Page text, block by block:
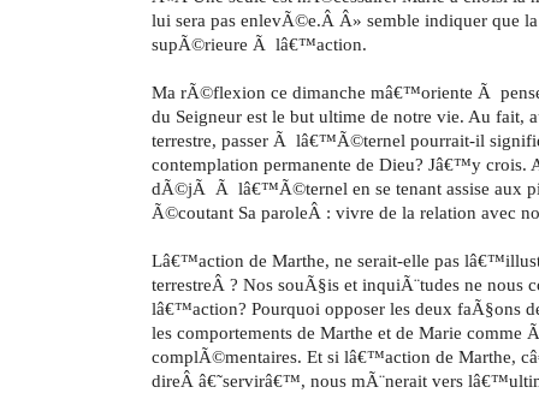
lui sera pas enlevÃ©e.Â Â» semble indiquer que
supÃ©rieure Ã lâ€™action.
Ma rÃ©flexion ce dimanche mâ€™oriente Ã
du Seigneur est le but ultime de notre vie. Au fait,
terrestre, passer Ã lâ€™Ã©ternel pourrait-il
contemplation permanente de Dieu? Jâ€™y crois.
dÃ©jÃ Ã lâ€™Ã©ternel en se tenant assise aux
Ã©coutant Sa paroleÂ : vivre de la relation avec
Lâ€™action de Marthe, ne serait-elle pas
terrestreÂ ? Nos souÃ§is et inquiÃ¨tudes ne nous
lâ€™action? Pourquoi opposer les deux faÃ§ons
les comportements de Marthe et de Marie comme
complÃ©mentaires. Et si lâ€™action de Marthe,
direÂ â€˜servirâ€™, nous mÃ¨nerait vers